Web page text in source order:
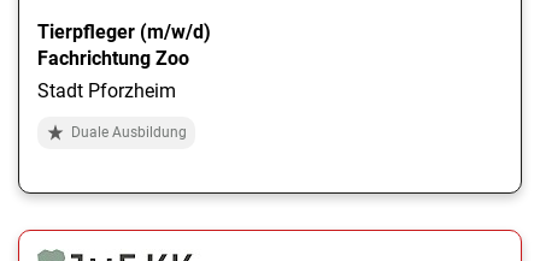
Tierpfleger (m/w/d)
Fachrichtung Zoo
Stadt Pforzheim
Duale Ausbildung